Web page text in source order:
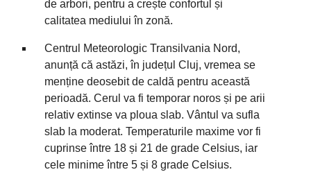
de arbori, pentru a crește confortul și
calitatea mediului în zonă.
Centrul Meteorologic Transilvania Nord,
anunță că astăzi, în județul Cluj, vremea se
menține deosebit de caldă pentru această
perioadă. Cerul va fi temporar noros și pe arii
relativ extinse va ploua slab. Vântul va sufla
slab la moderat. Temperaturile maxime vor fi
cuprinse între 18 și 21 de grade Celsius, iar
cele minime între 5 și 8 grade Celsius.